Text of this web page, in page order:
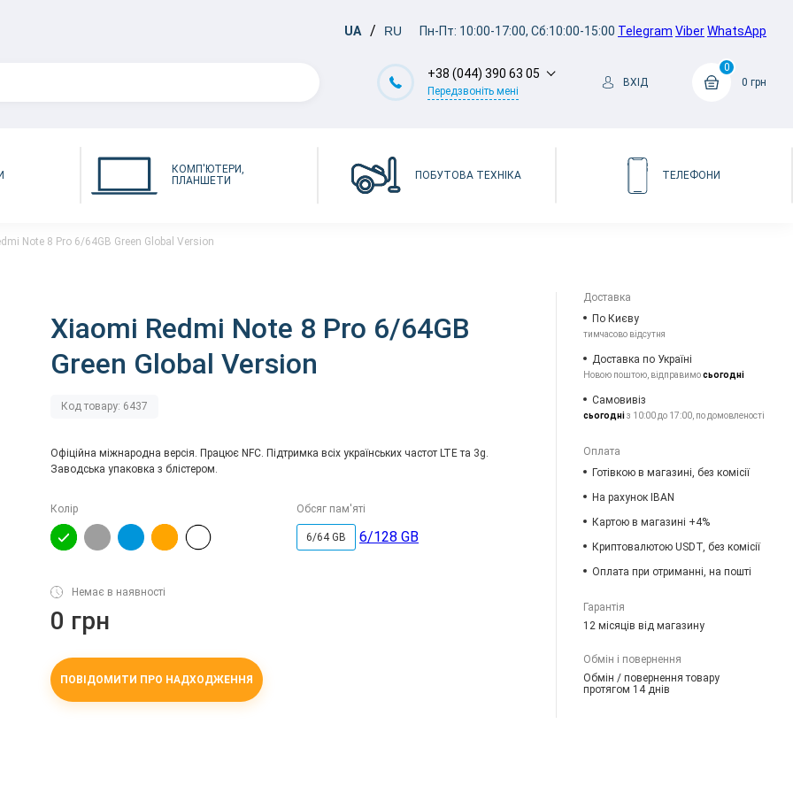
UA RU Пн-Пт: 10:00-17:00, Сб:10:00-15:00 Telegram ViberWhatsApp
+38 (044) 390 63 05
Передзвоніть мені
ВХІД
0
0 грн
КОМП'ЮТЕРИ,
ПЛАНШЕТИ
ПОБУТОВА ТЕХНІКА ТЕЛЕФОНИ
Note 8 Pro 6/64GB Green Global Version
Xiaomi Redmi Note 8 Pro 6/64GB
Green Global Version
Код товару: 6437
Офіційна міжнародна версія. Працює NFC. Підтримка всіх українських частот LTE та 3g.
Заводська упаковка з блістером.
Колір Обсяг пам'яті
6/64 GB 6/128 GB
Немає в наявності
0 грн
ПОВІДОМИТИ ПРО НАДХОДЖЕННЯ
Доставка
По Києву
тимчасово відсутня
Доставка по Україні
Новою поштою, відправимосьогодні
Самовивіз
сьогодніз 10:00 до 17:00, по домовленості
Оплата
Готівкою в магазині, без комісії
На рахунок IBAN
Картою в магазині +4%
Криптовалютою USDT, без комісії
Оплата при отриманні, на пошті
Гарантія
12 місяців від магазину
Обмін і повернення
Обмін / повернення товару
протягом 14 днів